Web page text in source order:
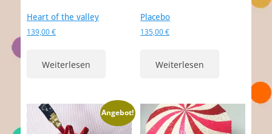
Heart of the valley
139,00€
Weiterlesen
Placebo
135,00€
Weiterlesen
Angebot!